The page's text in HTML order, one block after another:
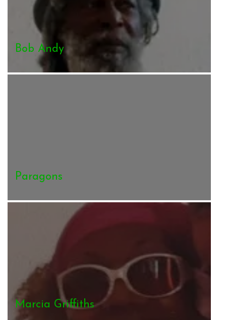
Bob Andy
Paragons
Marcia Griffiths